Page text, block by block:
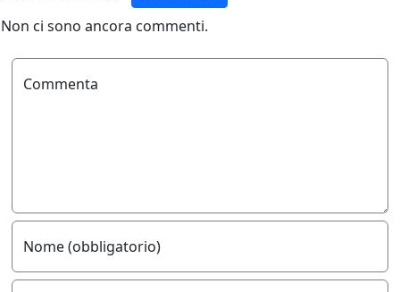
Non ci sono ancora commenti.
Commenta
Nome (obbligatorio)